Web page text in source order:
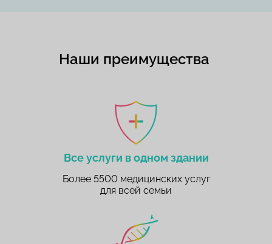
Наши преимущества
Все услуги в одном здании
Более 5500 медицинских услуг
для всей семьи